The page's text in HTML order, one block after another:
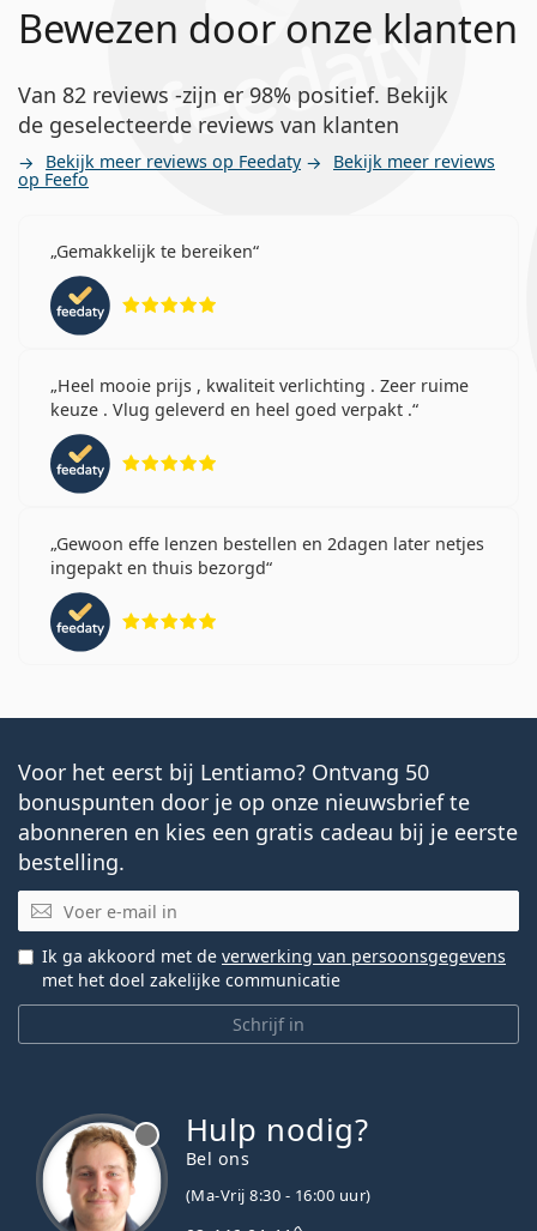
Bewezen door onze klanten
Van 82 reviews -zijn er 98% positief. Bekijk
de geselecteerde reviews van klanten
Bekijk meer reviews op Feedaty Bekijk meer reviews
op Feefo
Gemakkelijk te bereiken
Heel mooie prijs , kwaliteit verlichting . Zeer ruime
keuze . Vlug geleverd en heel goed verpakt .
Gewoon effe lenzen bestellen en 2dagen later netjes
ingepakt en thuis bezorgd
Voor het eerst bij Lentiamo? Ontvang 50
bonuspunten door je op onze nieuwsbrief te
abonneren en kies een gratis cadeau bij je eerste
bestelling.
E-mail
Schrijf in
Ik ga akkoord met de verwerking van persoonsgegevens
met het doel zakelijke communicatie
Hulp nodig?
Bel ons
(Ma-Vrij 8:30 - 16:00 uur)